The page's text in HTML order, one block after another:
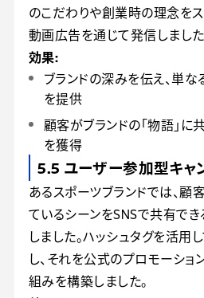
のこだわりや創業時の理念をス
動画広告を通じて発信しました
効果:
ブランドの深みを伝え、単
を提供
顧客がブランドの「物語」に
を獲得
5.5 ユーザー参加型キャ
あるスポーツブランドでは、
ているシーンをSNSで共有で
しました。ハッシュタグを活用
し、それを公式のプロモーシ
組みを構築しました。